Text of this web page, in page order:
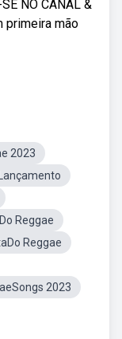
NO CANAL &
primeira mão
2023
Reggae
Reggae
2023